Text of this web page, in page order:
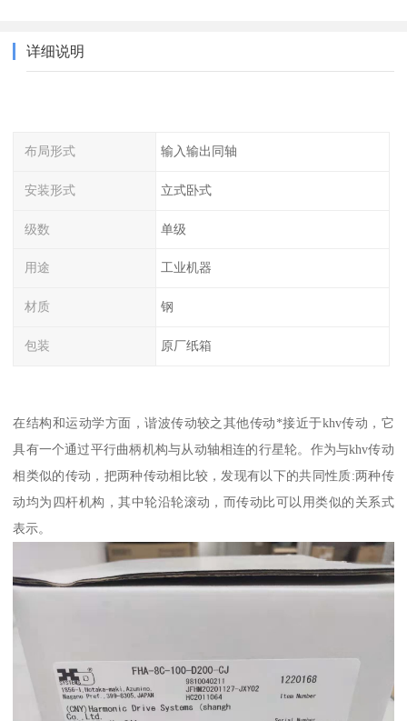
详细说明
布局形式 输入输出同轴
安装形式 立式卧式
级数 单级
用途 工业机器
材质 钢
包装 原厂纸箱
在结构和运动学方面，谐波传动较之其他传动*接近于khv传动，它
具有一个通过平行曲柄机构与从动轴相连的行星轮。作为与khv传动
相类似的传动，把两种传动相比较，发现有以下的共同性质:两种传
动均为四杆机构，其中轮沿轮滚动，而传动比可以用类似的关系式
表示。